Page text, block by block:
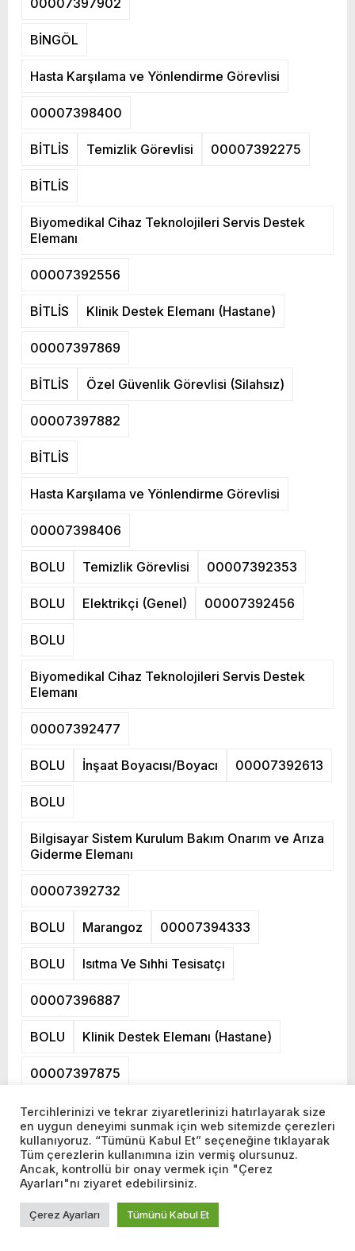
00007397902
BİNGÖL
Hasta Karşılama ve Yönlendirme Görevlisi
00007398400
BİTLİS Temizlik Görevlisi 00007392275
BİTLİS
Biyomedikal Cihaz Teknolojileri Servis Destek
Elemanı
00007392556
BİTLİS Klinik Destek Elemanı (Hastane)
00007397869
BİTLİS Özel Güvenlik Görevlisi (Silahsız)
00007397882
BİTLİS
Hasta Karşılama ve Yönlendirme Görevlisi
00007398406
BOLU Temizlik Görevlisi 00007392353
BOLU Elektrikçi (Genel) 00007392456
BOLU
Biyomedikal Cihaz Teknolojileri Servis Destek
Elemanı
00007392477
BOLU İnşaat Boyacısı/Boyacı 00007392613
BOLU
Bilgisayar Sistem Kurulum Bakım Onarım ve Arıza
Giderme Elemanı
00007392732
BOLU Marangoz 00007394333
BOLU Isıtma Ve Sıhhi Tesisatçı
00007396887
BOLU Klinik Destek Elemanı (Hastane)
00007397875
BOLU Özel Güvenlik Görevlisi (Silahsız)
00007397890
BOLU
Hasta Karşılama ve Yönlendirme Görevlisi
Tercihlerinizi ve tekrar ziyaretlerinizi hatırlayarak size
en uygun deneyimi sunmak için web sitemizde çerezleri
kullanıyoruz. “Tümünü Kabul Et” seçeneğine tıklayarak
Tüm çerezlerin kullanımına izin vermiş olursunuz.
Ancak, kontrollü bir onay vermek için "Çerez
Ayarları"nı ziyaret edebilirsiniz.
Çerez Ayarları Tümünü Kabul Et